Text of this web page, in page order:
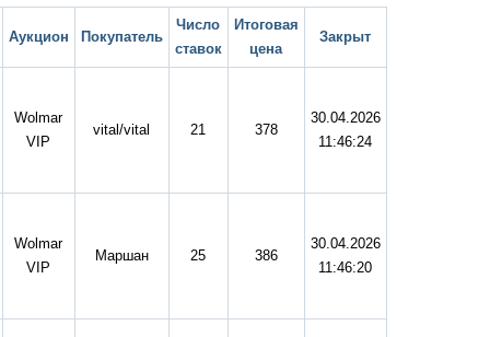
Аукцион Покупатель
Число
ставок
Итоговая
цена
Закрыт
Wolmar
VIP
vital/vital 21 378
30.04.2026
11:46:24
Wolmar
VIP
Маршан 25 386
30.04.2026
11:46:20